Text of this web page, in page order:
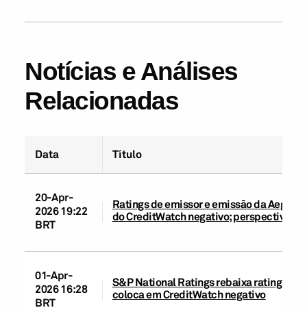
Notícias e Análises
Relacionadas
Data Título
20-Apr-
2026 19:22
BRT
Ratings de emissor e emissão da Aegea
do CreditWatch negativo; perspectiva
01-Apr-
2026 16:28
BRT
S&P National Ratings rebaixa ratings de
coloca em CreditWatch negativo